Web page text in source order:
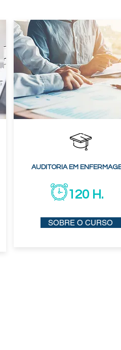
AUDITORIA EM
120 H.
SOBRE O CURSO